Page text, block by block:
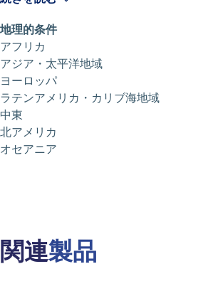
Arkema also produces
intermediates.
地理的条件
アフリカ
アジア・太平洋地域
ヨーロッパ
ラテンアメリカ・カリブ海地域
中東
北アメリカ
オセアニア
関連製品